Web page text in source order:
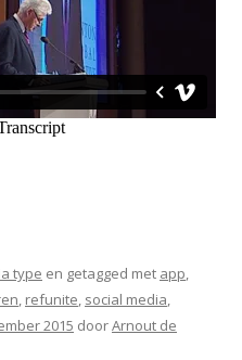
type en getagged met app,
, refunite, social media,
2015 doorArnout de